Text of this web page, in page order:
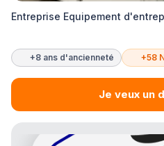
Entreprise Equipement
+8 ans d'ancienneté +58
Je veux un